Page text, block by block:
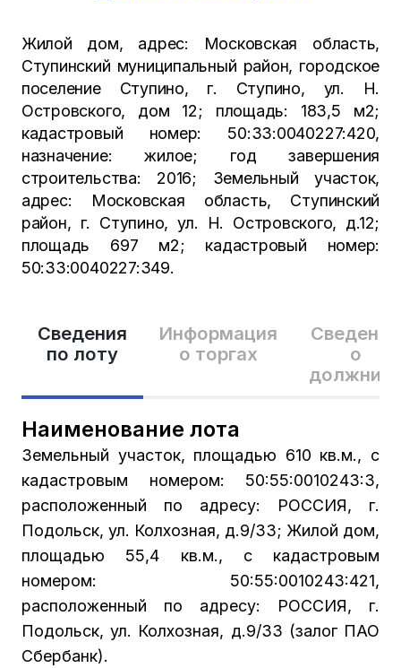
Сведения
по лоту
Информация
о торгах
Сведения
о
Наименование лота
Земельный участок, площадью 610 кв.м., с
кадастровым номером: 50:55:0010243:3,
расположенный по адресу: РОССИЯ, г.
Подольск, ул. Колхозная, д.9/33; Жилой дом,
площадью 55,4 кв.м., с кадастровым
номером: 50:55:0010243:421,
расположенный по адресу: РОССИЯ, г.
Подольск, ул. Колхозная, д.9/33 (залог ПАО
Сбербанк).
Жилой дом, адрес: Московская область,
Ступинский муниципальный район, городское
поселение Ступино, г. Ступино, ул. Н.
Островского, дом 12; площадь: 183,5 м2;
кадастровый номер: 50:33:0040227:420,
назначение: жилое; год завершения
строительства: 2016; Земельный участок,
адрес: Московская область, Ступинский
район, г. Ступино, ул. Н. Островского, д.12;
площадь 697 м2; кадастровый номер:
50:33:0040227:349.